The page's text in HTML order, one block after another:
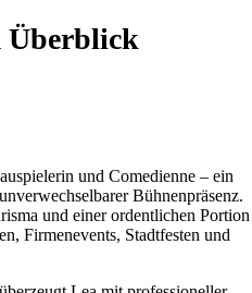
Überblick
und Comedienne – ein
Bühnenpräsenz.
und einer ordentlichen Portion
Firmenevents, Stadtfesten und